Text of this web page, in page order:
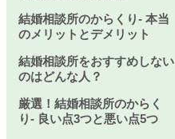
結婚相談所のからくり- 本当
のメリットとデメリット
結婚相談所をおすすめしない
のはどんな人？
厳選！結婚相談所のからく
り- 良い点3つと悪い点5つ